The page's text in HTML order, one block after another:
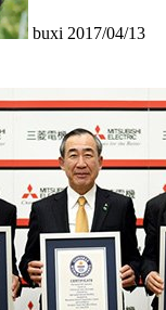
buxi 2017/04/13